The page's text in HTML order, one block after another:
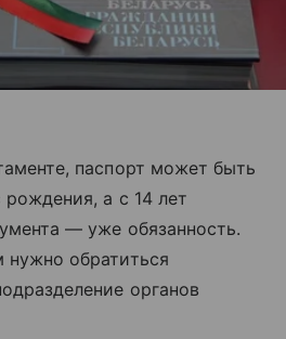
паспорт может быть
а с 14 лет
— уже обязанность.
нужно обратиться
органов